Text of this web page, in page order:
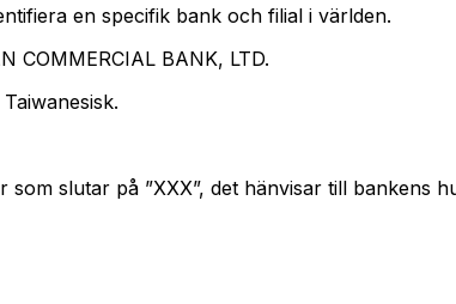
en specifik bank och filial i världen.
COMMERCIAL BANK, LTD.
slutar på ”XXX”, det hänvisar till bankens